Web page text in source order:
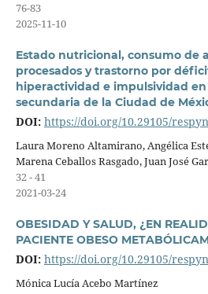
76-83
2025-11-10
Estado nutricional, consumo de
procesados y trastorno por
hiperactividad e impulsividad
secundaria de la Ciudad de
DOI: https://doi.org/10.29105/
Laura Moreno Altamirano, Angélica
Marena Ceballos Rasgado, Juan José
32 - 41
2021-03-24
OBESIDAD Y SALUD, ¿EN
PACIENTE OBESO
DOI: https://doi.org/10.29105/
Mónica Lucía Acebo Martínez